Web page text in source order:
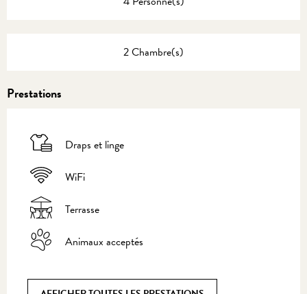
2 Chambre(s)
Prestations
Draps et linge
WiFi
Terrasse
Animaux acceptés